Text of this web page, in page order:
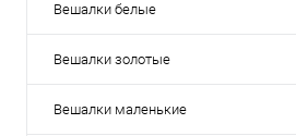
Вешалки белые
Вешалки золотые
Вешалки маленькие